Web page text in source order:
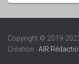
Copyright © 2019-
Création : AIR